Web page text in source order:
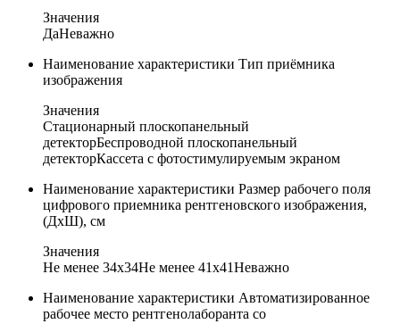
Значения
ДаНеважно
Наименование характеристики Тип приёмника
изображения
Значения
Стационарный плоскопанельный
детекторБеспроводной плоскопанельный
детекторКассета с фотостимулируемым экраном
Наименование характеристики Размер рабочего поля
цифрового приемника рентгеновского изображения,
(ДхШ), см
Значения
Не менее 34х34Не менее 41х41Неважно
Наименование характеристики Автоматизированное
рабочее место рентгенолаборанта со